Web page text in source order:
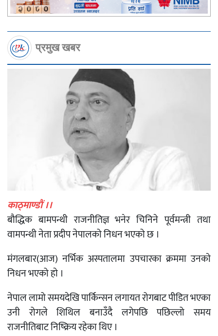
प्रमुख खबर
काठ्माण्डाैं ।।
बौद्धिक बामपन्थी राजनीतिज्ञ भनेर चिनिने पूर्वमन्त्री तथा
वामपन्थी नेता प्रदीप नेपालको निधन भएको छ ।
मंगलबार(आज) नर्भिक अस्पतालमा उपचारका क्रममा उनकाे
निधन भएको हाे ।
नेपाल लामो समयदेखि पार्किन्सन लगायत रोगबाट पीडित भएका
उनी रोगले शिथिल बनाउँदै लगेपछि पछिल्लो समय
राजनीतिबाट निष्क्रिय रहेका थिए ।